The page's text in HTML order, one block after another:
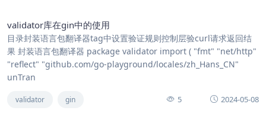
validator库在gin中的使用
目录封装语言包翻译器tag中设置验证规则控制层验curl请求返回结
果 封装语言包翻译器 package validator import ( "fmt" "net/http"
"reflect" "github.com/go-playground/locales/zh_Hans_CN"
unTran
validator gin 5 2024-05-08